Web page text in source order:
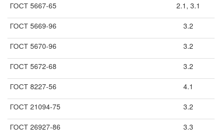
ГОСТ 5667-65 2.1, 3.1
ГОСТ 5669-96 3.2
ГОСТ 5670-96 3.2
ГОСТ 5672-68 3.2
ГОСТ 8227-56 4.1
ГОСТ 21094-75 3.2
ГОСТ 26927-86 3.3